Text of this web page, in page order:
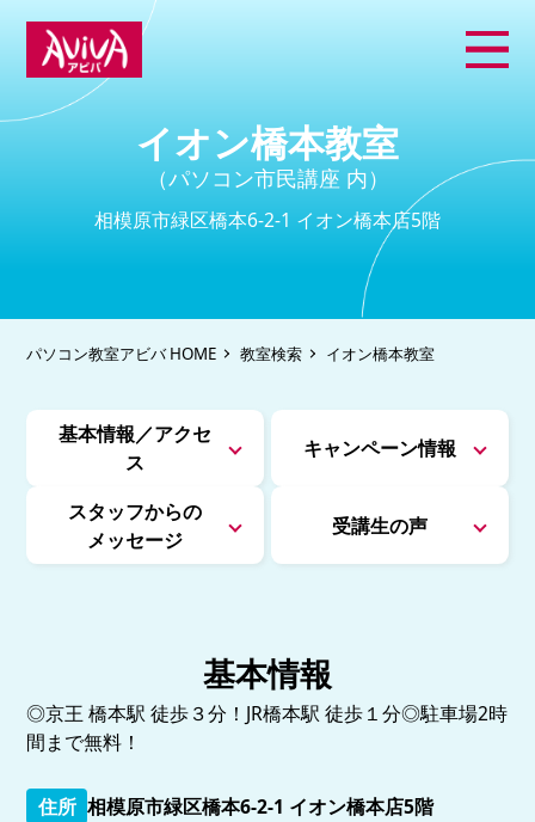
イオン橋本教室
（パソコン市民講座 内）
相模原市緑区橋本6-2-1 イオン橋本店5階
パソコン教室アビバ HOME 教室検索 イオン橋本教室
基本情報／アクセ
ス
キャンペーン情報
スタッフからの
メッセージ
受講生の声
基本情報
◎京王 橋本駅 徒歩３分！JR橋本駅 徒歩１分◎駐車場2時
間まで無料！
住所 相模原市緑区橋本6-2-1 イオン橋本店5階